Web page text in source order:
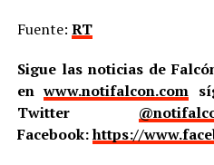
Fuente: RT
Sigue las noticias de
enwww.notifalcon.com
Twitter
Facebook:https://